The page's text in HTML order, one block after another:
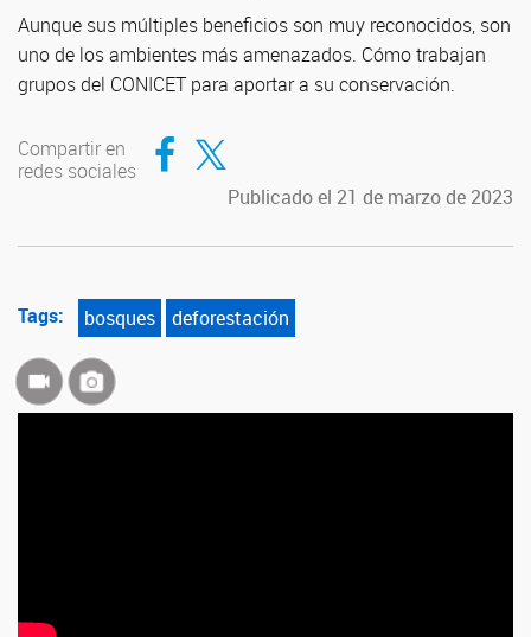
Aunque sus múltiples beneficios son muy reconocidos, son
uno de los ambientes más amenazados. Cómo trabajan
grupos del CONICET para aportar a su conservación.
Compartir en
redes sociales
Compartir en Facebook
Compartir en Twitter
Publicado el 21 de marzo de 2023
Tags: bosques deforestación